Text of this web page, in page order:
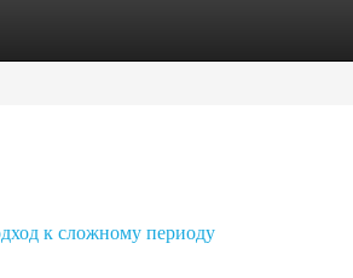
к сложному периоду